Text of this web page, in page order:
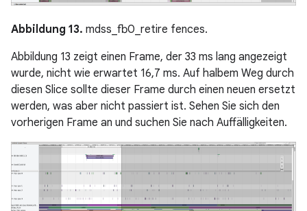
Abbildung 13. mdss_fb0_retire fences.
Abbildung 13 zeigt einen Frame, der 33 ms lang angezeigt
wurde, nicht wie erwartet 16,7 ms. Auf halbem Weg durch
diesen Slice sollte dieser Frame durch einen neuen ersetzt
werden, was aber nicht passiert ist. Sehen Sie sich den
vorherigen Frame an und suchen Sie nach Auffälligkeiten.